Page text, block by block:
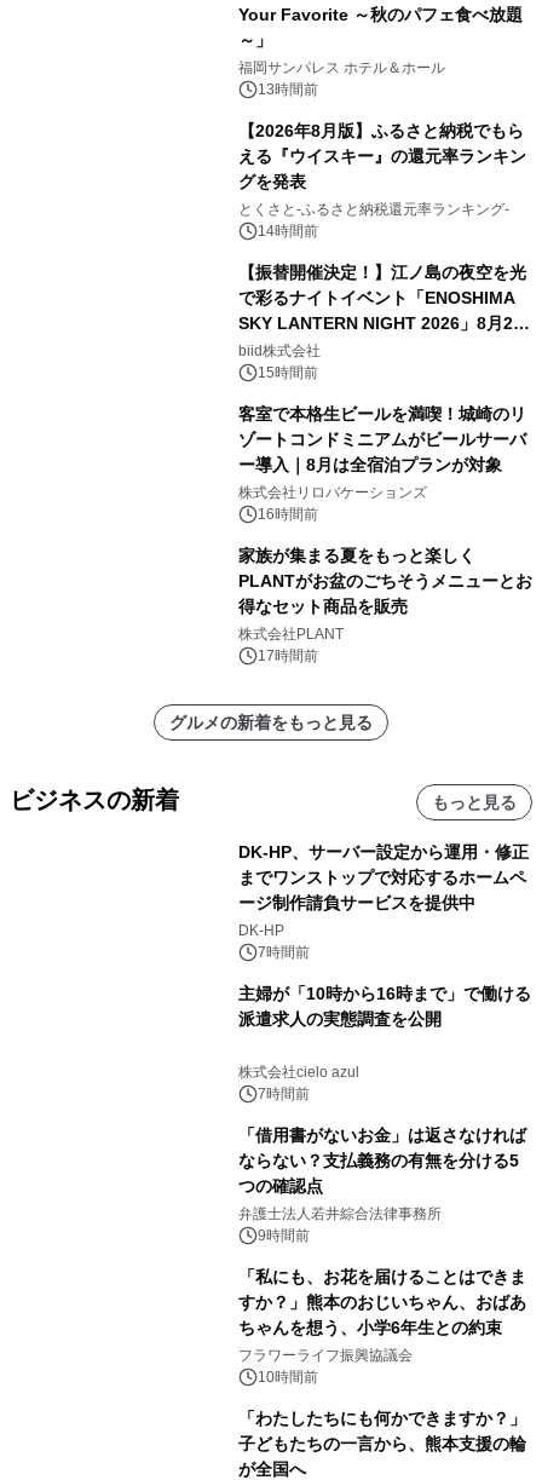
Your Favorite ～秋のパフェ食べ放題
～」
福岡サンパレス ホテル＆ホール
13時間前
【2026年8月版】ふるさと納税でもら
える『ウイスキー』の還元率ランキン
グを発表
とくさと-ふるさと納税還元率ランキング-
14時間前
【振替開催決定！】江ノ島の夜空を光
で彩るナイトイベント「ENOSHIMA
SKY LANTERN NIGHT 2026」8月22
日(土)振替開催＆受付スタート！
biid株式会社
15時間前
客室で本格生ビールを満喫！城崎のリ
ゾートコンドミニアムがビールサーバ
ー導入｜8月は全宿泊プランが対象
株式会社リロバケーションズ
16時間前
家族が集まる夏をもっと楽しく
PLANTがお盆のごちそうメニューとお
得なセット商品を販売
株式会社PLANT
17時間前
グルメの新着をもっと見る
ビジネスの新着 もっと見る
DK-HP、サーバー設定から運用・修正
までワンストップで対応するホームペ
ージ制作請負サービスを提供中
DK-HP
7時間前
主婦が「10時から16時まで」で働ける
派遣求人の実態調査を公開
株式会社cielo azul
7時間前
「借用書がないお金」は返さなければ
ならない？支払義務の有無を分ける5
つの確認点
弁護士法人若井綜合法律事務所
9時間前
「私にも、お花を届けることはできま
すか？」熊本のおじいちゃん、おばあ
ちゃんを想う、小学6年生との約束
フラワーライフ振興協議会
10時間前
「わたしたちにも何かできますか？」
子どもたちの一言から、熊本支援の輪
が全国へ